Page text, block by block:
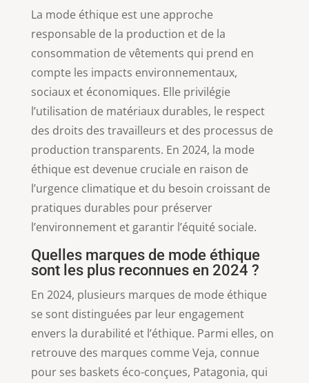
La mode éthique est une approche
responsable de la production et de la
consommation de vêtements qui prend en
compte les impacts environnementaux,
sociaux et économiques. Elle privilégie
l’utilisation de matériaux durables, le respect
des droits des travailleurs et des processus de
production transparents. En 2024, la mode
éthique est devenue cruciale en raison de
l’urgence climatique et du besoin croissant de
pratiques durables pour préserver
l’environnement et garantir l’équité sociale.
Quelles marques de mode éthique
sont les plus reconnues en 2024 ?
En 2024, plusieurs marques de mode éthique
se sont distinguées par leur engagement
envers la durabilité et l’éthique. Parmi elles, on
retrouve des marques comme Veja, connue
pour ses baskets éco-conçues, Patagonia, qui